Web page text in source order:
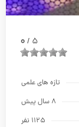
5
/
0
تازه های علمی
8 سال پیش
1125 نفر